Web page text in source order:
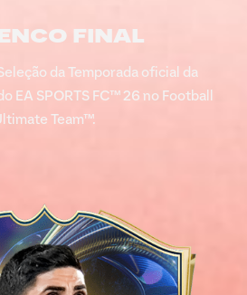
FINAL
da Temporada oficial da
EA SPORTS FC™ 26 no Football
Team™.